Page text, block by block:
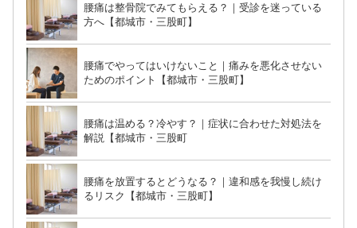
腰痛は整骨院でみてもらえる？｜受診を迷っている
方へ【都城市・三股町】
腰痛でやってはいけないこと｜痛みを悪化させない
ためのポイント【都城市・三股町】
腰痛は温める？冷やす？｜症状に合わせた対処法を
解説【都城市・三股町
腰痛を放置するとどうなる？｜違和感を我慢し続け
るリスク【都城市・三股町】